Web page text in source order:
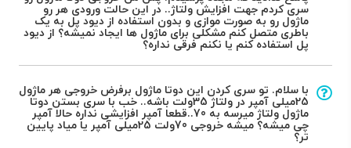
سری کردم جهت افزایش ولتاژ.. در این حالت ورودی هر رو
ماژول رو به صورت موازی و بدون استفاده از دیود پل به یک
باطری متصل کنم مشکلی برای ماژول ها ایجاد نمیشه؟ از دیود
پل استفاده کنم یا نکنم فرقی نداره؟
با سلام. تو سری کردن این دوتا ماژول برفرض خروجی هر ماژول
25میلی آمپر در ولتاژ 35ولت باشه.. خب با سری بستن دوتا
ماژول ولتاژ میرسه به 70..قطعا آمپر افزایشی نداره حالا آمپر
چی میشه؟ میشه خروجی 70ولت 25میلی آمپر یا میاد پایین
تر؟